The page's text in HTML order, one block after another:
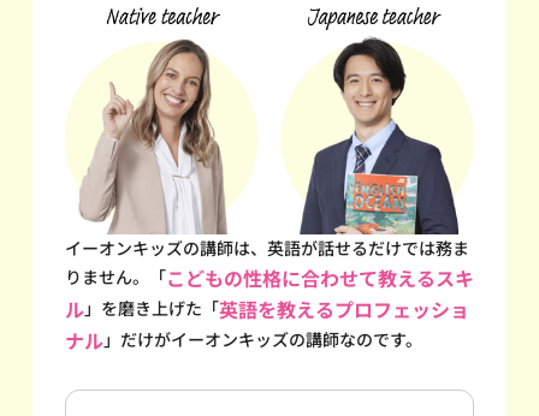
イーオンキッズの講師は、英語が話せるだけでは務ま
りません。
「こどもの性格に合わせて教えるスキ
ル」を磨き上げた 「英語を教えるプロフェッショ
ナル」だけがイーオンキッズの講師なのです。